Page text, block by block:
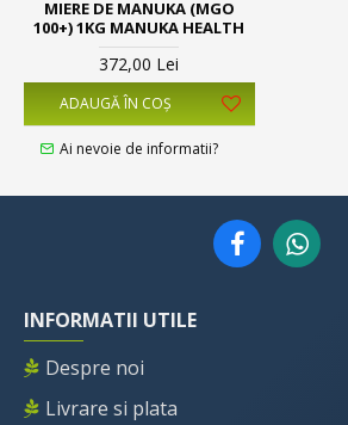
MIERE DE MANUKA (MGO
100+) 1KG MANUKA HEALTH
372,00 Lei
ADAUGĂ ÎN COŞ
Ai nevoie de informatii?
INFORMATII UTILE
Despre noi
Livrare si plata